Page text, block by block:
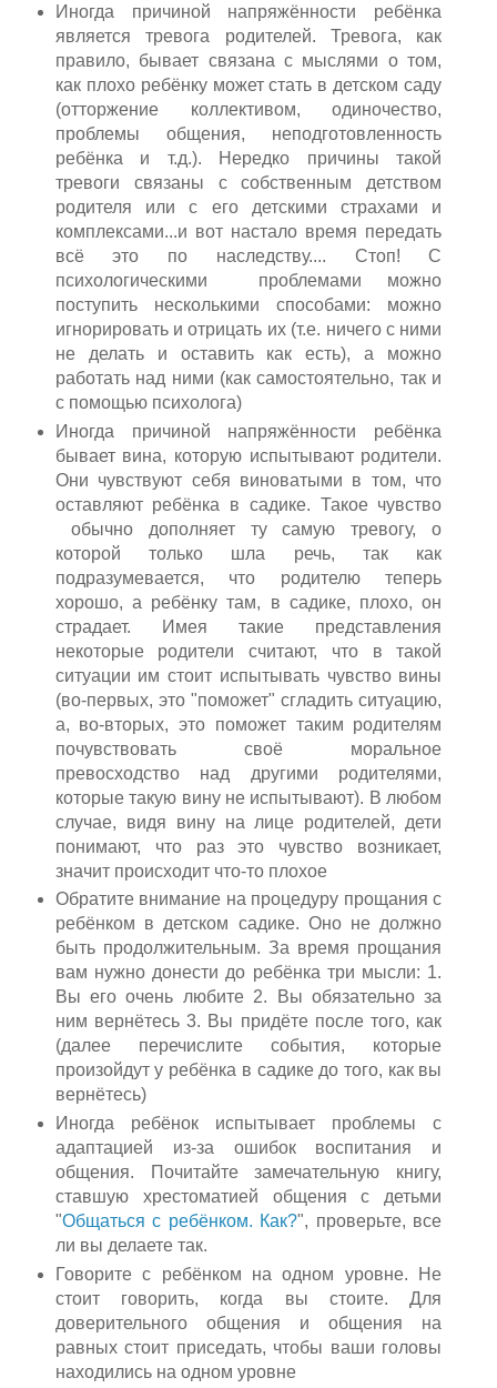
Иногда причиной напряжённости ребёнка
является тревога родителей. Тревога, как
правило, бывает связана с мыслями о том,
как плохо ребёнку может стать в детском саду
(отторжение коллективом, одиночество,
проблемы общения, неподготовленность
ребёнка и т.д.). Нередко причины такой
тревоги связаны с собственным детством
родителя или с его детскими страхами и
комплексами...и вот настало время передать
всё это по наследству.... Стоп! С
психологическими проблемами можно
поступить несколькими способами: можно
игнорировать и отрицать их (т.е. ничего с ними
не делать и оставить как есть), а можно
работать над ними (как самостоятельно, так и
с помощью психолога)
Иногда причиной напряжённости ребёнка
бывает вина, которую испытывают родители.
Они чувствуют себя виноватыми в том, что
оставляют ребёнка в садике. Такое чувство
обычно дополняет ту самую тревогу, о
которой только шла речь, так как
подразумевается, что родителю теперь
хорошо, а ребёнку там, в садике, плохо, он
страдает. Имея такие представления
некоторые родители считают, что в такой
ситуации им стоит испытывать чувство вины
(во-первых, это "поможет" сгладить ситуацию,
а, во-вторых, это поможет таким родителям
почувствовать своё моральное
превосходство над другими родителями,
которые такую вину не испытывают). В любом
случае, видя вину на лице родителей, дети
понимают, что раз это чувство возникает,
значит происходит что-то плохое
Обратите внимание на процедуру прощания с
ребёнком в детском садике. Оно не должно
быть продолжительным. За время прощания
вам нужно донести до ребёнка три мысли: 1.
Вы его очень любите 2. Вы обязательно за
ним вернётесь 3. Вы придёте после того, как
(далее перечислите события, которые
произойдут у ребёнка в садике до того, как вы
вернётесь)
Иногда ребёнок испытывает проблемы с
адаптацией из-за ошибок воспитания и
общения. Почитайте замечательную книгу,
ставшую хрестоматией общения с детьми
"Общаться с ребёнком. Как?", проверьте, все
ли вы делаете так.
Говорите с ребёнком на одном уровне. Не
стоит говорить, когда вы стоите. Для
доверительного общения и общения на
равных стоит приседать, чтобы ваши головы
находились на одном уровне